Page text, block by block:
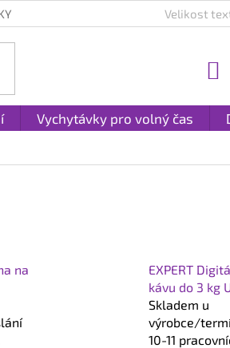
PLATBA A
Velikost
Vychytávky pro volný čas
na
EXPERT
kávu do 3 kg
Skladem u
výrobce/
10-11